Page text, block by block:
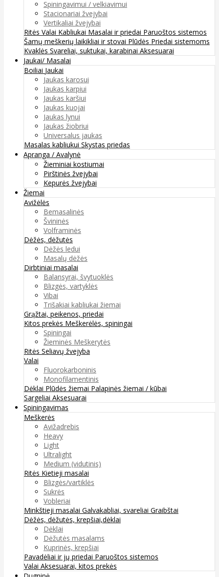
Spiningavimui / velkiavimui
Stacionariai žvejybai
Vertikaliai žvejybai
Ritės Valai Kabliukai Masalai ir priedai Paruoštos sistemos
Šamų meškerių laikikliai ir stovai Plūdės Priedai sistemoms
Kvaklės Svareliai, suktukai, karabinai Aksesuarai
Jaukai/ Masalai
Boiliai Jaukai
Jaukas karosui
Jaukas karpiui
Jaukas karšiui
Jaukas kuojai
Jaukas lynui
Jaukas žiobriui
Universalus jaukas
Masalas kabliukui Skystas priedas
Apranga / Avalynė
Žieminiai kostiumai
Pirštinės žvejybai
Kepurės žvejybai
Žiemai
Avižėlės
Bemasalinės
Švininės
Volframinės
Dėžės, dėžutės
Dėžės ledui
Masalų dėžės
Dirbtiniai masalai
Balansyrai, švytuoklės
Blizgės, vartyklės
Vibai
Trišakiai kabliukai žiemai
Grąžtai, peikenos, priedai
Kitos prekės Meškerėlės, spiningai
Spiningai
Žieminės Meškerytės
Ritės Seliavų žvejyba
Valai
Fluorokarboninis
Monofilamentinis
Dėklai Plūdės žiemai Palapinės žiemai / kūbai
Sargeliai Aksesuarai
Spiningavimas
Meškerės
Avižadrebis
Heavy
Light
Ultralight
Medium (vidutinis)
Ritės Kietieji masalai
Blizgės/vartiklės
Sukrės
Vobleriai
Minkštieji masalai Galvakabliai, svareliai Graibštai
Dėžės, dėžutės, krepšiai,dėklai
Dėklai
Dėžutės masalams
Kuprinės, krepšiai
Pavadėliai ir jų priedai Paruoštos sistemos
Valai Aksesuarai, kitos prekės